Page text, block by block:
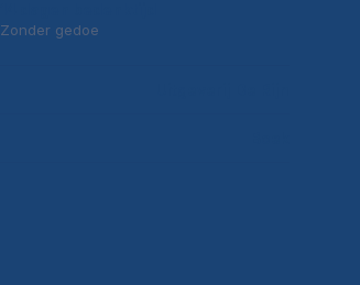
Zonder gedoe